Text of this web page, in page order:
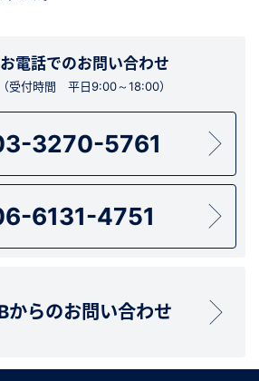
お電話でのお問い合わせ
（受付時間 平日9:00～18:00）
3270-5761
6131-4751
からのお問い合わせ